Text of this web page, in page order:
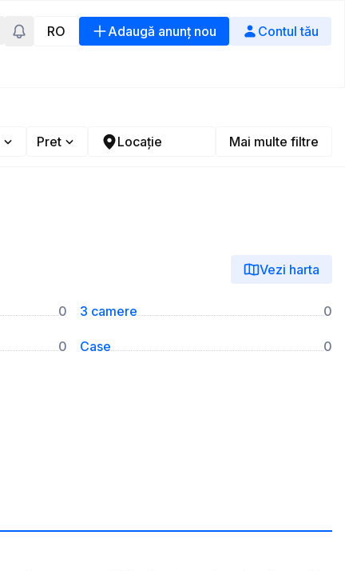
RO Adaugă anunț nou
Contul tău
Pret Locație Mai multe filtre
Vezi harta
0 3 camere 0
0 Case 0